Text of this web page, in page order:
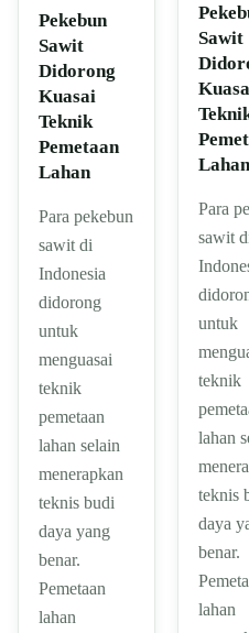
Pekebun
Sawit
Didorong
Kuasai
Teknik
Pemetaan
Lahan
Para pekebun
sawit di
Indonesia
didorong
untuk
menguasai
teknik
pemetaan
lahan selain
menerapkan
teknis budi
daya yang
benar.
Pemetaan
lahan
Sawit
Lahan
Para
sawit
untuk
teknik
lahan
teknis
daya
benar.
lahan